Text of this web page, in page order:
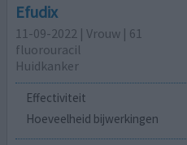
Efudix
11-09-2022 | Vrouw | 61
fluorouracil
Huidkanker
Effectiviteit
Hoeveelheid bijwerkingen